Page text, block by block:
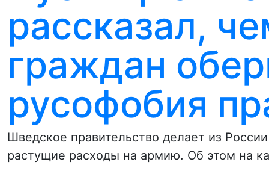
рассказал,
граждан
русофобия
Шведское правительство делает из
растущие расходы на армию. Об этом на